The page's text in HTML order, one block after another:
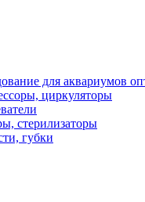
для аквариумов
циркуляторы
стерилизаторы
губки